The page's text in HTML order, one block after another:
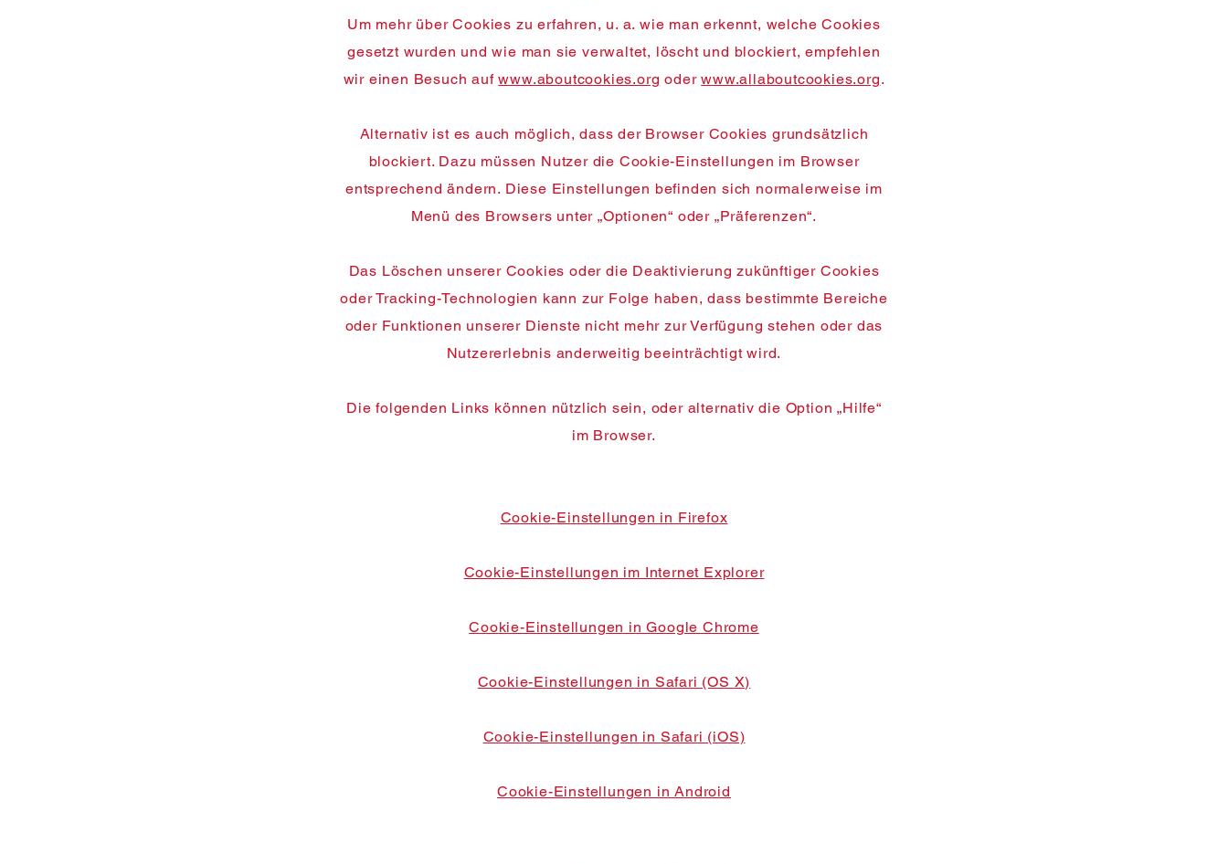
Um mehr über Cookies zu erfahren, u. a. wie man erkennt, welche Cookies
gesetzt wurden und wie man sie verwaltet, löscht und blockiert, empfehlen
wir einen Besuch aufwww.aboutcookies.org oderwww.allaboutcookies.org.
Alternativ ist es auch möglich, dass der Browser Cookies grundsätzlich
blockiert. Dazu müssen Nutzer die Cookie-Einstellungen im Browser
entsprechend ändern. Diese Einstellungen befinden sich normalerweise im
Menü des Browsers unter „Optionen“ oder „Präferenzen“.
Das Löschen unserer Cookies oder die Deaktivierung zukünftiger Cookies
oder Tracking-Technologien kann zur Folge haben, dass bestimmte Bereiche
oder Funktionen unserer Dienste nicht mehr zur Verfügung stehen oder das
Nutzererlebnis anderweitig beeinträchtigt wird.
Die folgenden Links können nützlich sein, oder alternativ die Option „Hilfe“
im Browser.
Cookie-Einstellungen in Firefox
Cookie-Einstellungen im Internet Explorer
Cookie-Einstellungen in Google Chrome
Cookie-Einstellungen in Safari (OS X)
Cookie-Einstellungen in Safari (iOS)
Cookie-Einstellungen in Android